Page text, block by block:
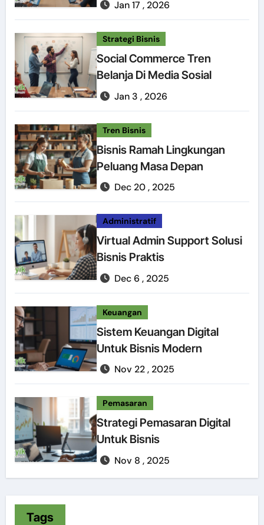
Jan 17 , 2026
Strategi Bisnis
Social Commerce Tren
Belanja Di Media Sosial
Jan 3 , 2026
Tren Bisnis
Bisnis Ramah Lingkungan
Peluang Masa Depan
Dec 20 , 2025
Administratif
Virtual Admin Support Solusi
Bisnis Praktis
Dec 6 , 2025
Keuangan
Sistem Keuangan Digital
Untuk Bisnis Modern
Nov 22 , 2025
Pemasaran
Strategi Pemasaran Digital
Untuk Bisnis
Nov 8 , 2025
Tags